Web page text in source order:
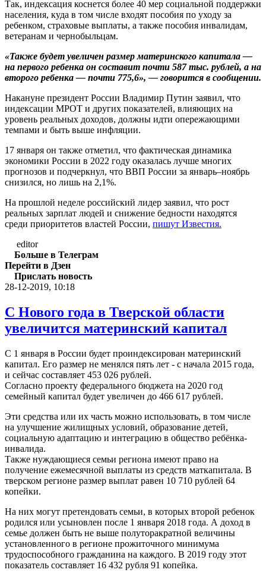
Так, индексация коснется более 40 мер социальной поддержки
населения, куда в том числе входят пособия по уходу за
ребенком, страховые выплаты, а также пособия инвалидам,
ветеранам и чернобыльцам.
«Также будет увеличен размер материнского капитала —
на первого ребенка он составит почти 587 тыс. рублей, а на
второго ребенка — почти 775,6», — говорится в сообщении.
Накануне президент России Владимир Путин заявил, что
индексации МРОТ и других показателей, влияющих на
уровень реальных доходов, должны идти опережающими
темпами и быть выше инфляции.
17 января он также отметил, что фактическая динамика
экономики России в 2022 году оказалась лучше многих
прогнозов и подчеркнул, что ВВП России за январь–ноябрь
снизился, но лишь на 2,1%.
На прошлой неделе российский лидер заявил, что рост
реальных зарплат людей и снижение бедности находятся
среди приоритетов властей России, пишут Известия.
editor
Больше в Телеграм
Перейти в Дзен
Прислать новость
28-12-2019, 10:18
С Нового года в Тверской области
увеличится материнский капитал
С 1 января в России будет проиндексирован материнский
капитал. Его размер не менялся пять лет - с начала 2015 года,
и сейчас составляет 453 026 рублей.
Согласно проекту федерального бюджета на 2020 год
семейный капитал будет увеличен до 466 617 рублей.
Эти средства или их часть можно использовать, в том числе
на улучшение жилищных условий, образование детей,
социальную адаптацию и интеграцию в общество ребёнка-
инвалида.
Также нуждающиеся семьи региона имеют право на
получение ежемесячной выплаты из средств маткапитала. В
тверском регионе размер выплат равен 10 710 рублей 64
копейки.
На них могут претендовать семьи, в которых второй ребенок
родился или усыновлен после 1 января 2018 года. А доход в
семье должен быть не выше полуторакратной величины
установленного в регионе прожиточного минимума
трудоспособного гражданина на каждого. В 2019 году этот
показатель составляет 16 432 рубля 91 копейка.